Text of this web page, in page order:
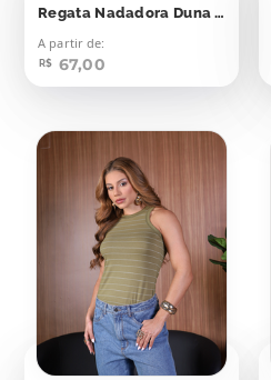
Regata Nadadora Duna Rosa Seco Listras Off
A partir de:
R$ 67,00